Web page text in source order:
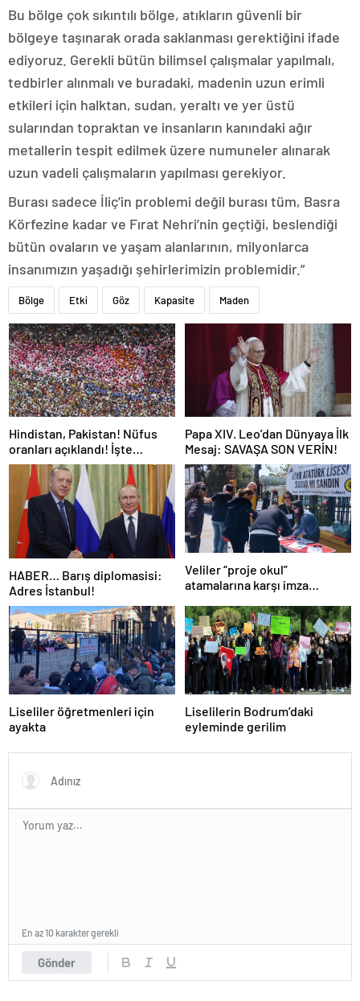
Bu bölge çok sıkıntılı bölge, atıkların güvenli bir
bölgeye taşınarak orada saklanması gerektiğini ifade
ediyoruz. Gerekli bütün bilimsel çalışmalar yapılmalı,
tedbirler alınmalı ve buradaki, madenin uzun erimli
etkileri için halktan, sudan, yeraltı ve yer üstü
sularından topraktan ve insanların kanındaki ağır
metallerin tespit edilmek üzere numuneler alınarak
uzun vadeli çalışmaların yapılması gerekiyor.
Burası sadece İliç’in problemi değil burası tüm, Basra
Körfezine kadar ve Fırat Nehri’nin geçtiği, beslendiği
bütün ovaların ve yaşam alanlarının, milyonlarca
insanımızın yaşadığı şehirlerimizin problemidir.”
Bölge Etki Göz Kapasite Maden
Hindistan, Pakistan! Nüfus
oranları açıklandı! İşte
Dünyanın en kalabalık ülkesi!
Dünya haritası ülkeler!
Papa XIV. Leo’dan Dünyaya İlk
Mesaj: SAVAŞA SON VERİN!
HABER… Barış diplomasisi:
Adres İstanbul!
Veliler “proje okul”
atamalarına karşı imza
Liseliler öğretmenleri için
ayakta
Liselilerin Bodrum’daki
eyleminde gerilim
Gönder
En az 10 karakter gerekli